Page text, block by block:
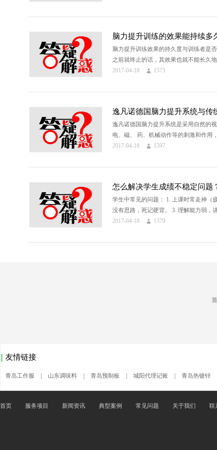
脑力提升训练的效果能持续多
脑力提升训练效果的持久度与训练者是
之前就终止的话，其效果也就不能长久
2017-04-18
1573
逸凡诺德国脑力提升系统与传
逸凡诺德国脑力提升系统是采用自然的
电、磁、 药、机械动作等的刺激和作用
2017-04-18
1597
怎么解决学生成绩不稳定问题
学生中常见的问题： 1. 上课时常走神（
没有思路，死记硬背。 3. 理解能力弱，
2017-04-18
1379
友情链接
青岛工作服 山东调味料 青岛预制板 城阳代理记账 青岛热镀锌
首页 服务项目 新闻资讯 典型案例 常见问题 关于我们 联